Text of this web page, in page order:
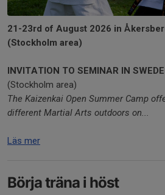
21-23rd of August 2026 in
(Stockholm area)
INVITATION TO SEMINAR IN
(Stockholm area)
The Kaizenkai Open Summer Camp
different Martial Arts outdoors on...
Läs mer
Börja träna i höst